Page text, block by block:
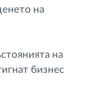
на
на
бизнес